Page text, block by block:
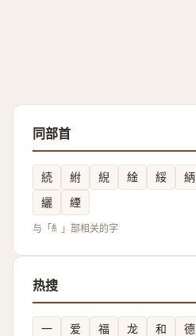
同部首
続 紨 䋩 䋮 綏 䋑
纚
緸
与「糹」部相关的字
热搜
一 爱 福 龙 和 德